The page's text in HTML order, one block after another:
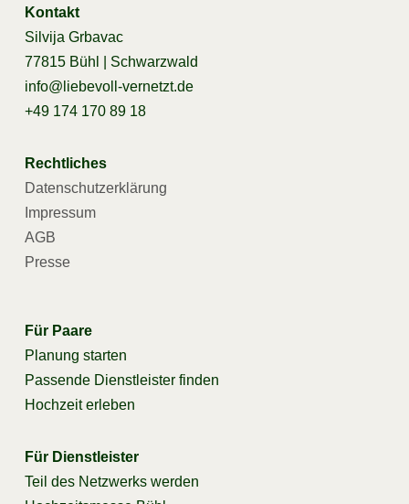
Kontakt
Silvija Grbavac
77815 Bühl | Schwarzwald
info@liebevoll-vernetzt.de
+49 174 170 89 18
Rechtliches
Datenschutzerklärung
Impressum
AGB
Presse
Für Paare
Planung starten
Passende Dienstleister finden
Hochzeit erleben
Für Dienstleister
Teil des Netzwerks werden